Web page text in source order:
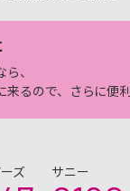
、
るので、さらに便利
ズ
サニー